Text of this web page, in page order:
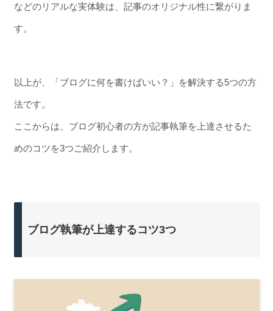
などのリアルな実体験は、記事のオリジナル性に繋がりま
す。
以上が、「ブログに何を書けばいい？」を解決する5つの方
法です。
ここからは、ブログ初心者の方が記事執筆を上達させるた
めのコツを3つご紹介します。
ブログ執筆が上達するコツ3つ